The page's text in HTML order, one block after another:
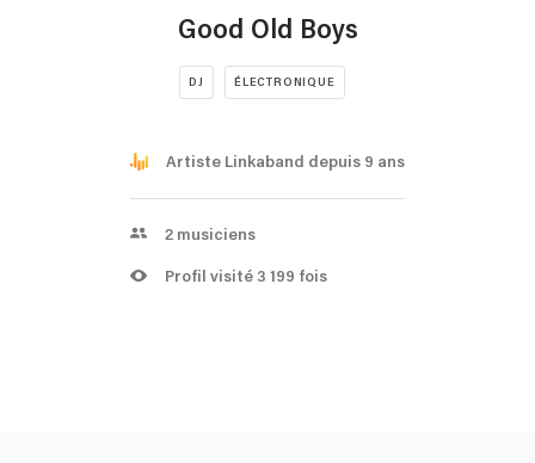
Good Old Boys
DJ ÉLECTRONIQUE
Artiste Linkaband depuis 9 ans
2 musiciens
Profil visité 3 199 fois